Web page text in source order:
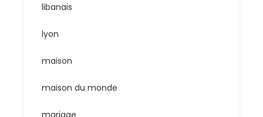
libanais
lyon
maison
maison du monde
mariage